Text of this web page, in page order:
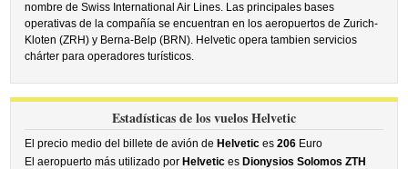
nombre de Swiss International Air Lines. Las principales bases
operativas de la compañía se encuentran en los aeropuertos de Zurich-
Kloten (ZRH) y Berna-Belp (BRN). Helvetic opera tambien servicios
chárter para operadores turísticos.
Estadísticas de los vuelos Helvetic
El precio medio del billete de avión de Helvetic es206 Euro
El aeropuerto más utilizado por Helvetic es Dionysios Solomos ZTH